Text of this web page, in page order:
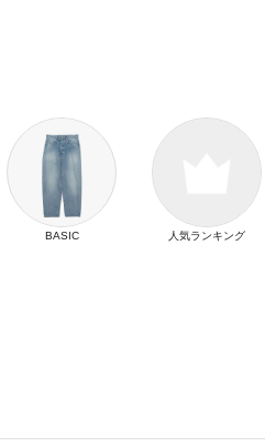
BASIC 人気ランキング